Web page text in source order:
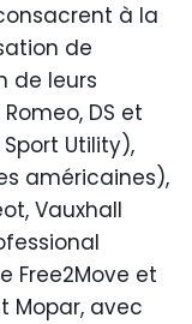
à la
de
de leurs
DS et
Utility),
américaines),
Vauxhall
Free2Move et
Mopar, avec